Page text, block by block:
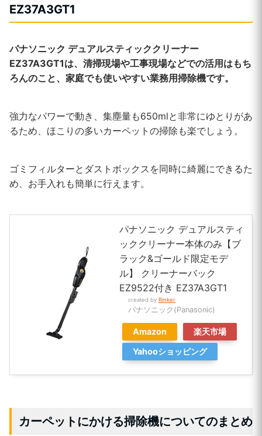
EZ37A3GT1
パナソニック デュアルスティッククリーナー
EZ37A3GT1は、清掃現場や工事現場などでの活用はもち
ろんのこと、家庭でも使いやすい業務用掃除機です。
強力なパワーで動き、集塵量も650mlと非常にゆとりがあ
るため、ほこりの多いカーペットの掃除も楽でしょう。
ゴミフィルターとダストボックスを同時に綺麗にできるた
め、お手入れも簡単に行えます。
パナソニック デュアルスティ
ッククリーナー本体のみ【ブ
ラック&ゴールド限定モデ
ル】 クリーナーバック
EZ9522付き EZ37A3GT1
created by Rinker
パナソニック(Panasonic)
Amazon
楽天市場
Yahooショッピング
カーペットにかける掃除機についてのまとめ